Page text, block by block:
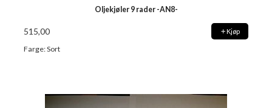
Oljekjøler 9 rader -AN8-
515,00 Kjøp
Farge: Sort